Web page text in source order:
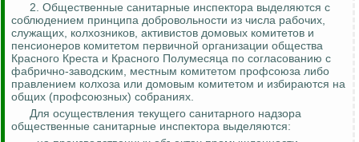
2. Общественные санитарные инспектора выделяются с
соблюдением принципа добровольности из числа рабочих,
служащих, колхозников, активистов домовых комитетов и
пенсионеров комитетом первичной организации общества
Красного Креста и Красного Полумесяца по согласованию с
фабрично-заводским, местным комитетом профсоюза либо
правлением колхоза или домовым комитетом и избираются на
общих (профсоюзных) собраниях.
Для осуществления текущего санитарного надзора
общественные санитарные инспектора выделяются: